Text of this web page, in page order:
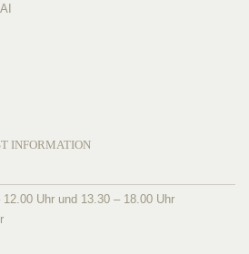
INFORMATION
Uhr und 13.30 – 18.00 Uhr